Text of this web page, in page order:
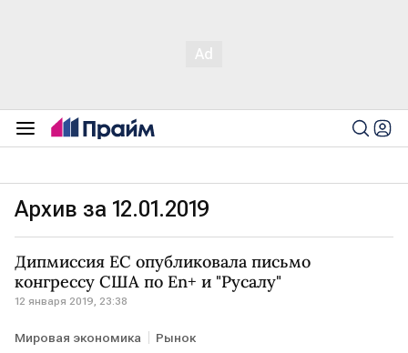
Архив за 12.01.2019
Дипмиссия ЕС опубликовала письмо
конгрессу США по Еn+ и "Русалу"
12 января 2019, 23:38
Мировая экономика Рынок